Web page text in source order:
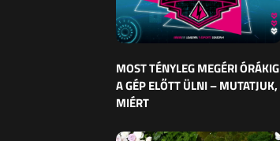
MOST TÉNYLEG MEGÉRI ÓRÁKIG
A GÉP ELŐTT ÜLNI – MUTATJUK,
MIÉRT